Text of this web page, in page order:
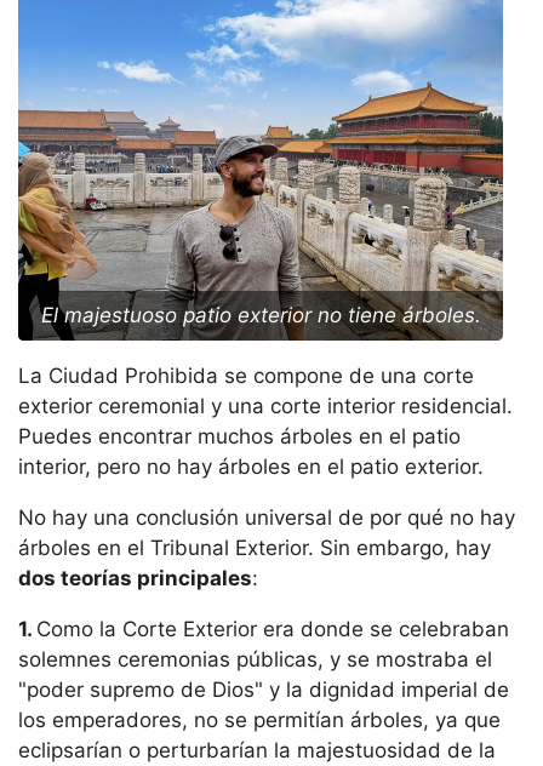
El majestuoso patio exterior no tiene árboles.
La Ciudad Prohibida se compone de una corte
exterior ceremonial y una corte interior residencial.
Puedes encontrar muchos árboles en el patio
interior, pero no hay árboles en el patio exterior.
No hay una conclusión universal de por qué no hay
árboles en el Tribunal Exterior. Sin embargo, hay
dos teorías principales:
1. Como la Corte Exterior era donde se celebraban
solemnes ceremonias públicas, y se mostraba el
"poder supremo de Dios" y la dignidad imperial de
los emperadores, no se permitían árboles, ya que
eclipsarían o perturbarían la majestuosidad de la